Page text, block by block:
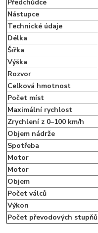
Předchůdce
Nástupce
Technické údaje
Délka
Šířka
Výška
Rozvor
Celková hmotnost
Počet míst
Maximální rychlost
Zrychlení z 0–100 km/h
Objem nádrže
Spotřeba
Motor
Motor
Objem
Počet válců
Výkon
Počet převodových stupňů